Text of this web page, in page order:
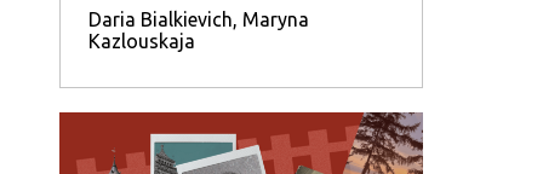
Daria Bialkievich, Maryna
Kazlouskaja